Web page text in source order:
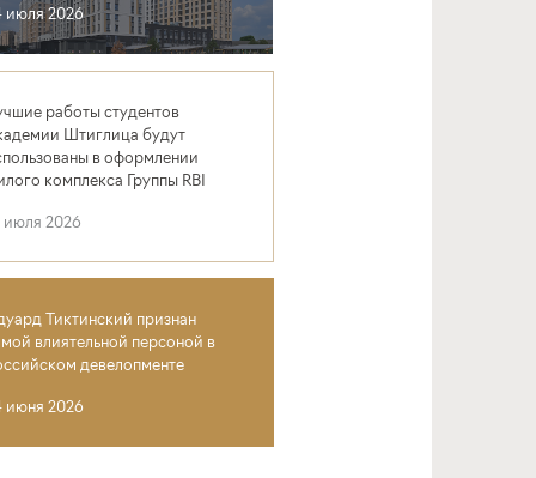
июля 2026
работы студентов
Штиглица будут
в оформлении
комплекса Группы RBI
июля 2026
Тиктинский признан
влиятельной персоной в
девелопменте
июня 2026